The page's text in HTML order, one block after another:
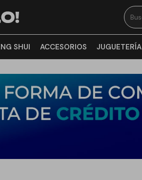
SHUI ACCESORIOS JUGUETERÍA